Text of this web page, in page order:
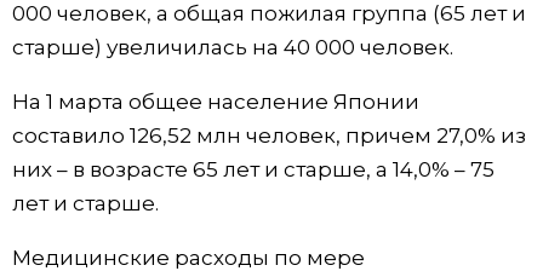
Жизнь
Технологии
Токио
От редакции
000 человек, а общая пожилая группа (65 лет и
старше) увеличилась на 40 000 человек.
На 1 марта общее население Японии
составило 126,52 млн человек, причем 27,0% из
них – в возрасте 65 лет и старше, а 14,0% – 75
лет и старше.
Медицинские расходы по мере